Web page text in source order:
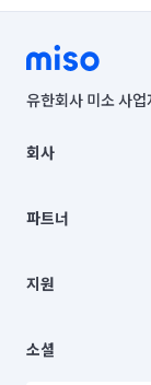
유한회사 미소 사업
00019 |
주소 | 본사: 서울특
컨택센터 : 서울특
상품, 상품정보, 거
언론 보도 관련 문의:
© 유한회사 미소.
회사
채용
파트너
이사
지원
이용약관
소셜